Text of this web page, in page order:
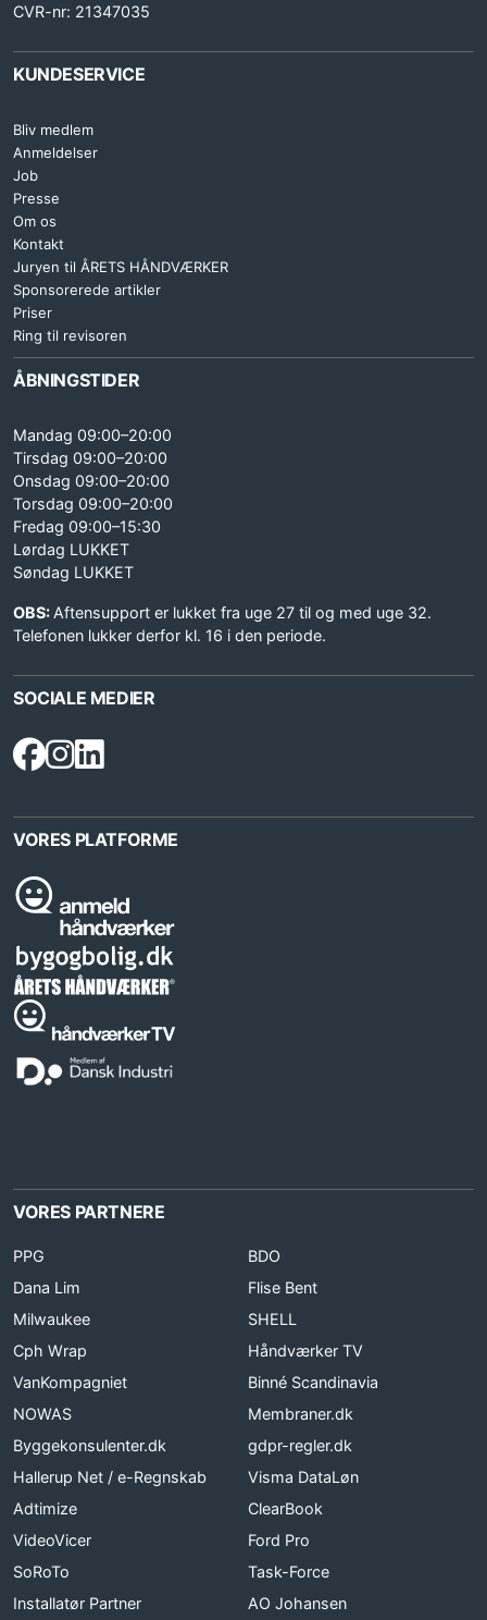
CVR-nr: 21347035
KUNDESERVICE
Bliv medlem
Anmeldelser
Job
Presse
Om os
Kontakt
Juryen til ÅRETS HÅNDVÆRKER
Sponsorerede artikler
Priser
Ring til revisoren
ÅBNINGSTIDER
Mandag 09:00–20:00
Tirsdag 09:00–20:00
Onsdag 09:00–20:00
Torsdag 09:00–20:00
Fredag 09:00–15:30
Lørdag LUKKET
Søndag LUKKET
OBS: Aftensupport er lukket fra uge 27 til og med uge 32.
Telefonen lukker derfor kl. 16 i den periode.
SOCIALE MEDIER
VORES PLATFORME
VORES PARTNERE
PPG
BDO
Dana Lim
Flise Bent
Milwaukee
SHELL
Cph Wrap
Håndværker TV
VanKompagniet
Binné Scandinavia
NOWAS
Membraner.dk
Byggekonsulenter.dk
gdpr-regler.dk
Hallerup Net / e-Regnskab
Visma DataLøn
Adtimize
ClearBook
VideoVicer
Ford Pro
SoRoTo
Task-Force
Installatør Partner
AO Johansen